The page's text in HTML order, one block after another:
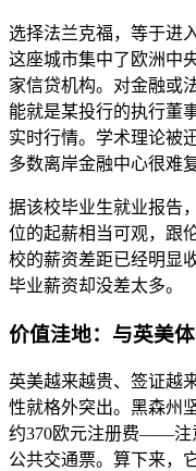
选择法兰克福，等于进
这座城市集中了欧洲中
家信贷机构。对金融或
能就是某投行的执行董
实时行情。学术理论
多数离岸金融中心很难
据该校毕业生就业报告
位的起薪相当可观，跟
校的薪资差距已经明显
毕业薪资却没差太多。
价值洼地：与英美
英美越来越贵、签证越
性就格外突出。黑森州
约370欧元注册费——注
公共交通票。算下来，